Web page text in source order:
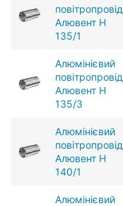
повітропровід
Алювент Н
135/1
Алюмінієвий
повітропровід
Алювент Н
135/3
Алюмінієвий
повітропровід
Алювент Н
140/1
Алюмінієвий